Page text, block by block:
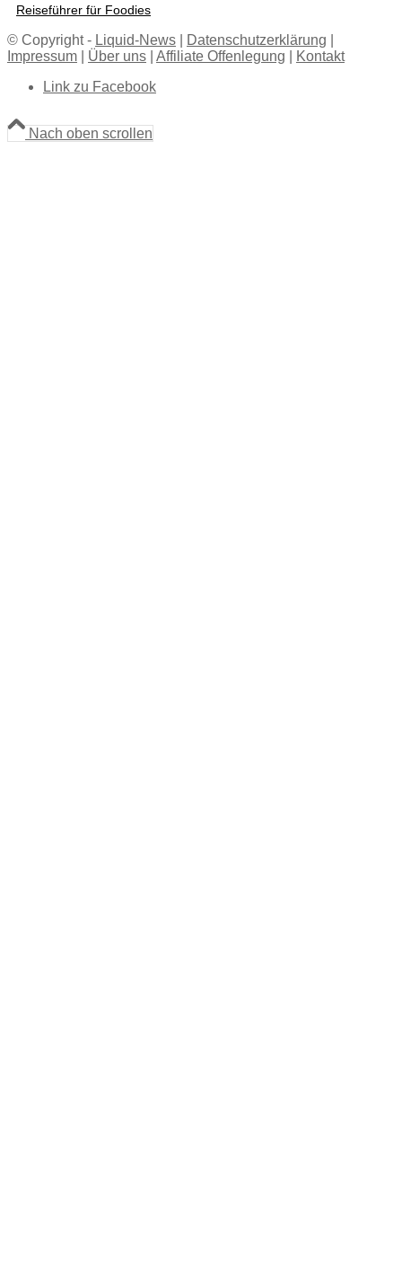
Reiseführer für Foodies
© Copyright - Liquid-News Datenschutzerklärung
Impressum
Über uns Affiliate Offenlegung
Kontakt
Link zu Facebook
Nach oben scrollen